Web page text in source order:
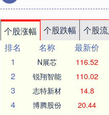
个股涨幅 个股跌幅 个股
排名
名称 最新价
1
N展芯 116.52
2 锐翔智能 110.02
3 志特新材 14.8
4 博腾股份 20.44